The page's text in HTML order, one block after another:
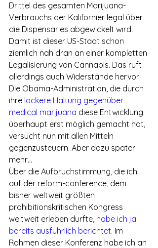
Drittel des gesamten Marijuana-
Verbrauchs der Kalifornier legal über
die Dispensaries abgewickelt wird.
Damit ist dieser US-Staat schon
ziemlich nah dran an einer kompletten
Legalisierung von Cannabis. Das ruft
allerdings auch Widerstände hervor.
Die Obama-Administration, die durch
ihre lockere Haltung gegenüber
medical marijuana diese Entwicklung
überhaupt erst möglich gemacht hat,
versucht nun mit allen Mitteln
gegenzusteuern. Aber dazu später
mehr…
Über die Aufbruchstimmung, die ich
auf der reform-conference, dem
bisher weltweit größten
prohibitionskritischen Kongress
weltweit erleben durfte, habe ich ja
bereits ausführlich berichtet. Im
Rahmen dieser Konferenz habe ich an